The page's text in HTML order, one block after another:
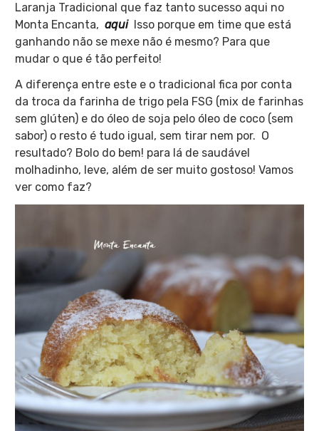
Laranja Tradicional que faz tanto sucesso aqui no
Monta Encanta, aqui Isso porque em time que está
ganhando não se mexe não é mesmo? Para que
mudar o que é tão perfeito!
A diferença entre este e o tradicional fica por conta
da troca da farinha de trigo pela FSG (mix de farinhas
sem glúten) e do óleo de soja pelo óleo de coco (sem
sabor) o resto é tudo igual, sem tirar nem por. O
resultado? Bolo do bem! para lá de saudável
molhadinho, leve, além de ser muito gostoso! Vamos
ver como faz?